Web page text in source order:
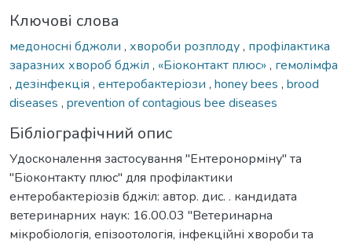
Ключові слова
медоносні бджоли , хвороби розплоду, профілактика
заразних хвороб бджіл , «Біоконтакт плюс» , гемолімфа
, дезінфекція , ентеробактеріози , honey bees , brood
diseases , prevention of contagious bee diseases
Бібліографічний опис
Удосконалення застосування "Ентеронорміну" та
"Біоконтакту плюс" для профілактики
ентеробактеріозів бджіл: автор. дис. . кандидата
ветеринарних наук: 16.00.03 "Ветеринарна
мікробіологія, епізоотологія, інфекційні хвороби та